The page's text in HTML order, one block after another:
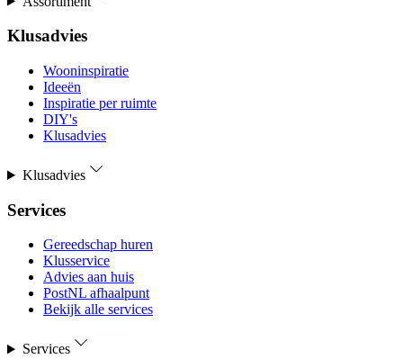
Klusadvies
Wooninspiratie
Ideeën
Inspiratie per ruimte
DIY's
Klusadvies
Klusadvies
Services
Gereedschap huren
Klusservice
Advies aan huis
PostNL afhaalpunt
Bekijk alle services
Services